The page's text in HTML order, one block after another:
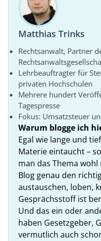
Matthias Trinks
Rechtsanwalt, Partner
Lehrbeauftragter für
privaten Hochschulen
Mehrere hundert
Tagespresse
Fokus: Umsatzsteuer
Warum blogge ich
Egal wie lange und
Materie eintaucht –
man das Thema
Blog genau den
austauschen, loben,
Gesprächsstoff ist
Und das ein oder
haben Gesetzgeber,
vermutlich auch